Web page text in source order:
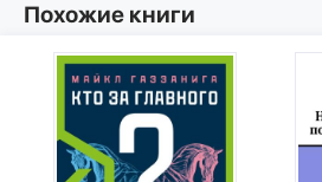
Похожие книги